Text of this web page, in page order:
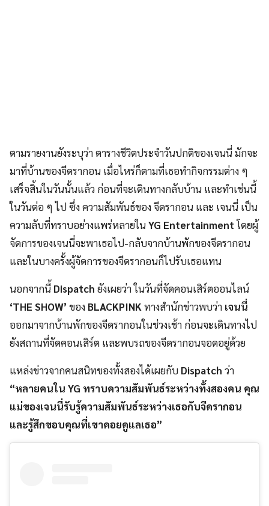
ตามรายงานยังระบุว่า ตารางชีวิตประจำวันปกติของเจนนี่ มักจะ
มาที่บ้านของจีดรากอน เมื่อไหร่ก็ตามที่เธอทำกิจกรรมต่าง ๆ
เสร็จสิ้นในวันนั้นแล้ว ก่อนที่จะเดินทางกลับบ้าน และทำเช่นนี้
ในวันต่อ ๆ ไป ซึ่ง ความสัมพันธ์ของ จีดรากอน และ เจนนี่ เป็น
ความลับที่ทราบอย่างแพร่หลายในYG Entertainmentโดยผู้
จัดการของเจนนี่จะพาเธอไป-กลับจากบ้านพักของจีดรากอน
และในบางครั้งผู้จัดการของจีดรากอนก็ไปรับเธอแทน
นอกจากนี้ Dispatch ยังเผยว่า ในวันที่จัดคอนเสิร์ตออนไลน์
‘THE SHOW’ ของ BLACKPINKทางสำนักข่าวพบว่า เจนนี่
ออกมาจากบ้านพักของจีดรากอนในช่วงเช้า ก่อนจะเดินทางไป
ยังสถานที่จัดคอนเสิร์ต และพบรถของจีดรากอนจอดอยู่ด้วย
แหล่งข่าวจากคนสนิทของทั้งสองได้เผยกับ Dispatch ว่า
“หลายคนใน YG ทราบความสัมพันธ์ระหว่างทั้งสองคน คุณ
แม่ของเจนนี่รับรู้ความสัมพันธ์ระหว่างเธอกับจีดรากอน
และรู้สึกขอบคุณที่เขาคอยดูแลเธอ”